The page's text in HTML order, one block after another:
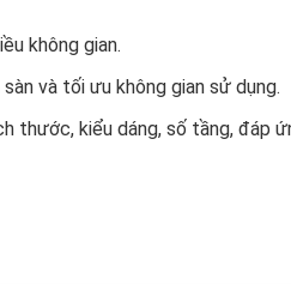
không gian.
và tối ưu không gian sử dụng.
thước, kiểu dáng, số tầng, đáp